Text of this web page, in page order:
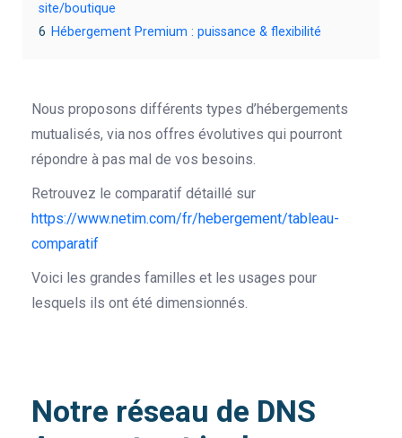
site/boutique
6 Hébergement Premium : puissance & flexibilité
Nous proposons différents types d’hébergements
mutualisés, via nos offres évolutives qui pourront
répondre à pas mal de vos besoins.
Retrouvez le comparatif détaillé sur
https://www.netim.com/fr/hebergement/tableau-
comparatif
Voici les grandes familles et les usages pour
lesquels ils ont été dimensionnés.
Notre réseau de DNS